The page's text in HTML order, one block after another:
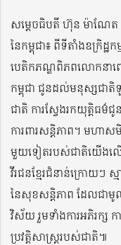
សម្តេចធិបតី ហ៊ុន ម៉ាណែត
នៃកម្ពុជា៖ ពីទីតាំងឧក្រិដ្ឋ
បេតិកភណ្ឌពិភពលោកនា
កម្ពុជា ជូនដល់មនុស្សជាតិទូ
ជាតិ ការស្វែងរកយុត្តិធម៌
ការពារសន្តិភាព។ មហាស
មួយទៀតរបស់ជាតិយើងលើឆ
វីរជនខ្មែរជំនាន់ក្រោយៗ ស្
នៃសុខសន្តិភាព ដែលជាមូល
វិស័យ រួមទាំងការអភិរក្ស ក
ប្រវត្តិសាស្ត្ររបស់ជាតិ៕